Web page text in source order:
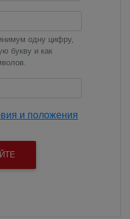
одну цифру,
букву и как
и положения